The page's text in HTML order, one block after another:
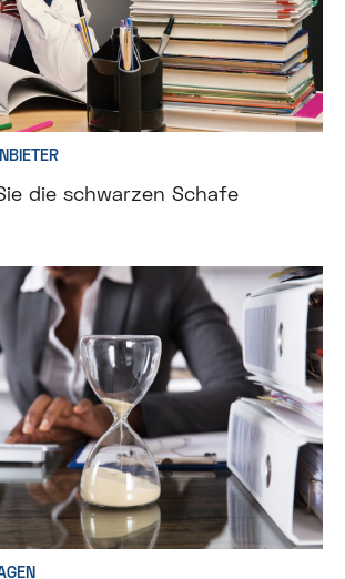
die schwarzen Schafe